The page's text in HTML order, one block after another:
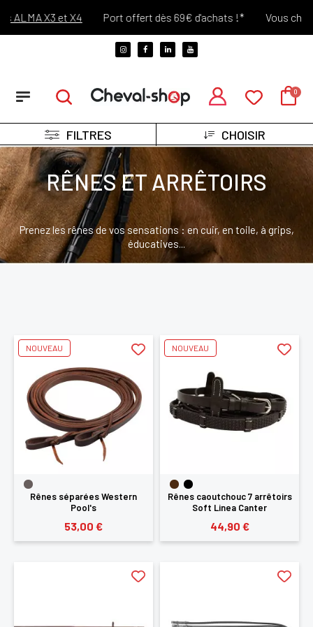
X4 Port offert dès 69€ d'achats !* Vous changez d'avis?
FILTRES CHOISIR
RÊNES ET ARRÊTOIRS
Prenez les rênes de vos sensations : en cuir, en toile, à grips,
éducatives...
Rênes séparées Western
Pool's
53,00 €
NOUVEAU
Rênes caoutchouc 7 arrêtoirs
Soft Linea Canter
44,90 €
NOUVEAU